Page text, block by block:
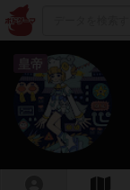
皇帝